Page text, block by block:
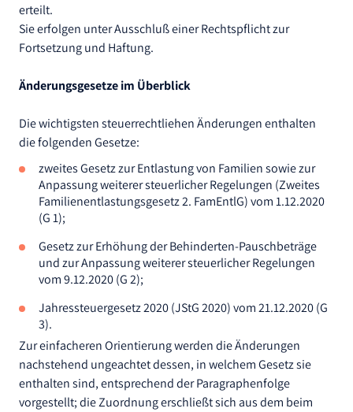
erteilt.
Sie erfolgen unter Ausschluß einer Rechtspflicht zur
Fortsetzung und Haftung.
Änderungsgesetze im Überblick
Die wichtigsten steuerrechtliehen Änderungen enthalten
die folgenden Gesetze:
zweites Gesetz zur Entlastung von Familien sowie zur
Anpassung weiterer steuerlicher Regelungen (Zweites
Familienentlastungsgesetz 2. FamEntlG) vom 1.12.2020
(G 1);
Gesetz zur Erhöhung der Behinderten-Pauschbeträge
und zur Anpassung weiterer steuerlicher Regelungen
vom 9.12.2020 (G 2);
Jahressteuergesetz 2020 (JStG 2020) vom 21.12.2020 (G
3).
Zur einfacheren Orientierung werden die Änderungen
nachstehend ungeachtet dessen, in welchem Gesetz sie
enthalten sind, entsprechend der Paragraphenfolge
vorgestellt; die Zuordnung erschließt sich aus dem beim